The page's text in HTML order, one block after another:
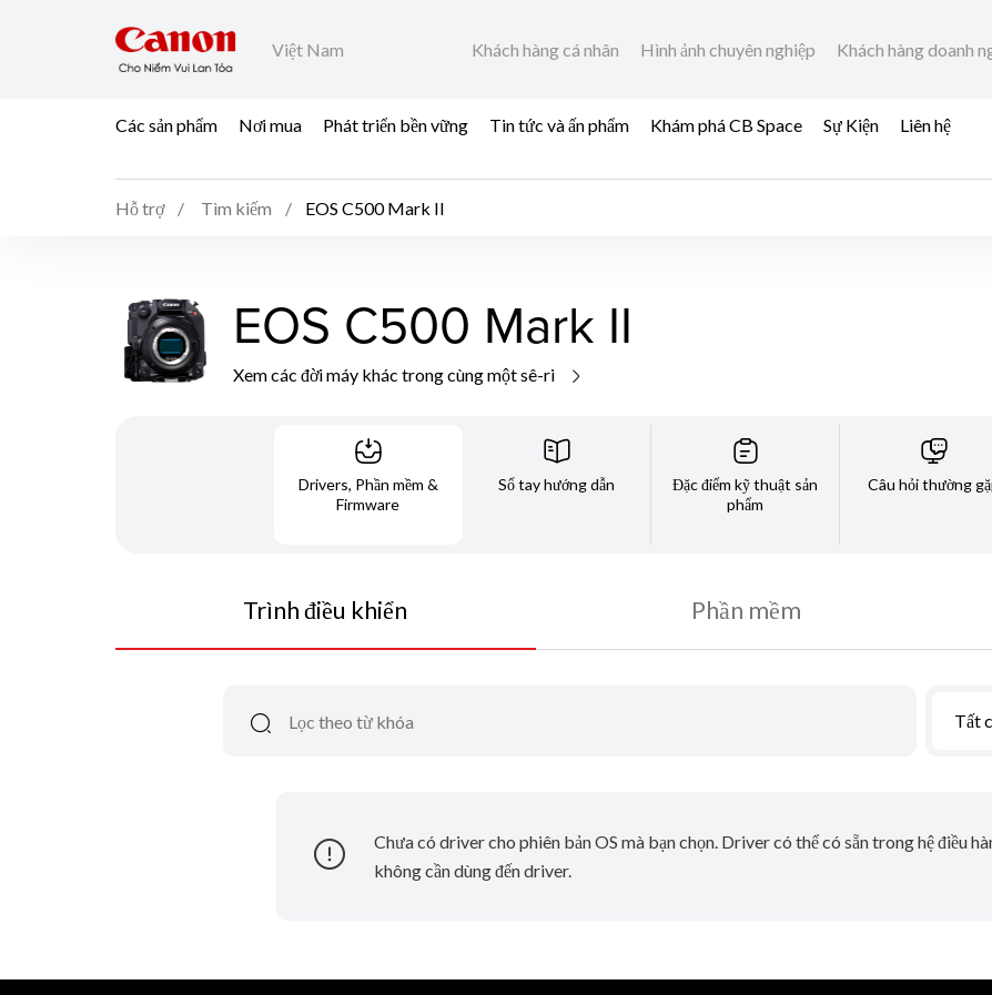
Việt Nam Khách hàng cá nhân Hình ảnh chuyên nghiệp Khách hàng doanh
Các sản phẩm Nơi mua Phát triển bền vững Tin tức và ấn phẩm Khám phá CB Space Sự Kiện Liên hệ
Hỗ trợ Tìm kiếm EOS C500 Mark II
EOS C500 Mark II
Xem các đời máy khác trong cùng một sê-ri
Drivers, Phần mềm &
Firmware
Sổ tay hướng dẫn
Đặc điểm kỹ thuật sản
phẩm
Câu hỏi thường
Trình điều khiển Phần mềm
Tất
Chưa có driver cho phiên bản OS mà bạn chọn. Driver có thể có sẵn trong hệ điều
không cần dùng đến driver.